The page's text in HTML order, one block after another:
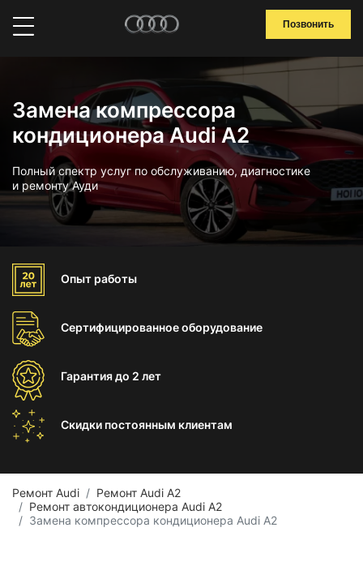
Позвонить
Замена компрессора
кондиционера Audi A2
Полный спектр услуг по обслуживанию, диагностике
и ремонту Ауди
Опыт работы
Сертифицированноеоборудование
Гарантиядо 2 лет
Скидки постоянным клиентам
Ремонт Audi
Ремонт Audi A2
Ремонт автокондиционера Audi A2
Замена компрессора кондиционера Audi A2